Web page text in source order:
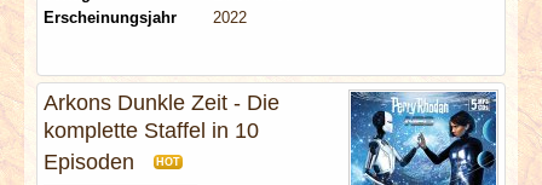
Erscheinungsjahr
2022
Arkons Dunkle Zeit - Die
komplette Staffel in 10
Episoden
HOT